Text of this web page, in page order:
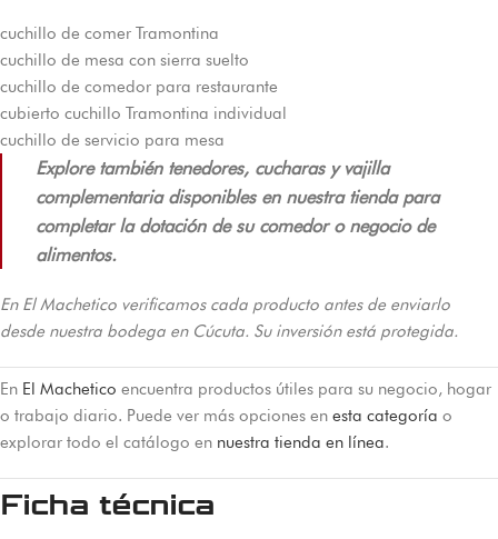
cuchillo de comer Tramontina
cuchillo de mesa con sierra suelto
cuchillo de comedor para restaurante
cubierto cuchillo Tramontina individual
cuchillo de servicio para mesa
Explore también tenedores, cucharas y vajilla
complementaria disponibles en nuestra tienda para
completar la dotación de su comedor o negocio de
alimentos.
En El Machetico verificamos cada producto antes de enviarlo
desde nuestra bodega en Cúcuta. Su inversión está protegida.
En El Machetico encuentra productos útiles para su negocio, hogar
o trabajo diario. Puede ver más opciones en esta categoría o
explorar todo el catálogo en nuestra tienda en línea.
Ficha técnica